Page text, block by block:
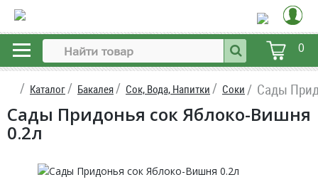
0
Каталог Бакалея Сок, Вода, Напитки Соки Сады
Сады Придонья сок Яблоко-Вишня
0.2л